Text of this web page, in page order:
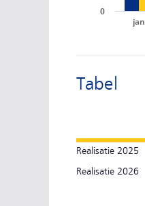
jan
0
Tabel
Realisatie 2025
Realisatie 2026